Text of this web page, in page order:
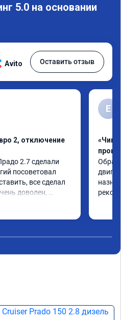
5.0 на основании
Avito Оставить отзыв
2, отключение
2.7 сделали
посоветовал
все сделал
доволен,
на педаль газа
таким же, но
этот сервис
Е
«Чип